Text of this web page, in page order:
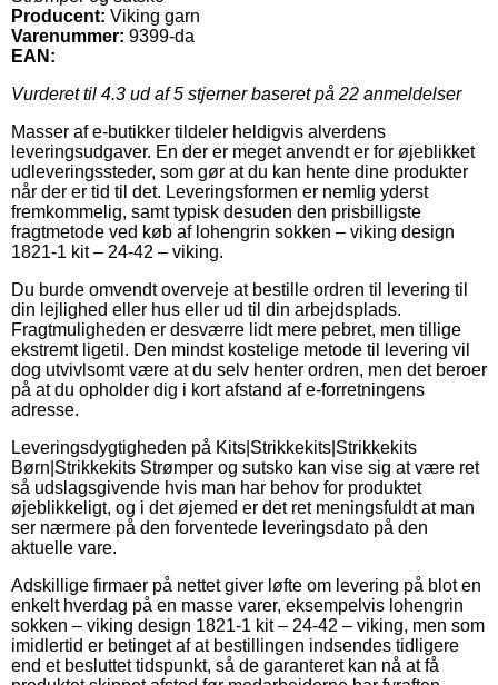
Producent: Viking garn
Varenummer: 9399-da
EAN:
Vurderet til 4.3 ud af 5 stjerner baseret på 22 anmeldelser
Masser af e-butikker tildeler heldigvis alverdens
leveringsudgaver. En der er meget anvendt er for øjeblikket
udleveringssteder, som gør at du kan hente dine produkter
når der er tid til det. Leveringsformen er nemlig yderst
fremkommelig, samt typisk desuden den prisbilligste
fragtmetode ved køb af lohengrin sokken – viking design
1821-1 kit – 24-42 – viking.
Du burde omvendt overveje at bestille ordren til levering til
din lejlighed eller hus eller ud til din arbejdsplads.
Fragtmuligheden er desværre lidt mere pebret, men tillige
ekstremt ligetil. Den mindst kostelige metode til levering vil
dog utvivlsomt være at du selv henter ordren, men det beroer
på at du opholder dig i kort afstand af e-forretningens
adresse.
Leveringsdygtigheden på Kits|Strikkekits|Strikkekits
Børn|Strikkekits Strømper og sutsko kan vise sig at være ret
så udslagsgivende hvis man har behov for produktet
øjeblikkeligt, og i det øjemed er det ret meningsfuldt at man
ser nærmere på den forventede leveringsdato på den
aktuelle vare.
Adskillige firmaer på nettet giver løfte om levering på blot en
enkelt hverdag på en masse varer, eksempelvis lohengrin
sokken – viking design 1821-1 kit – 24-42 – viking, men som
imidlertid er betinget af at bestillingen indsendes tidligere
end et besluttet tidspunkt, så de garanteret kan nå at få